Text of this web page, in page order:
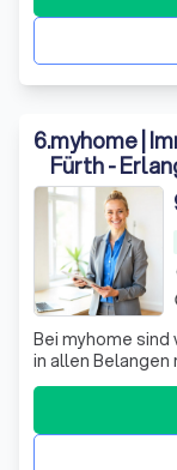
verkaufen. Mit
Immobilienmakler
6.myhome |
Fürth -
Bei myhome
in allen Belangen
Umgebung zu
umfassende
professionellen